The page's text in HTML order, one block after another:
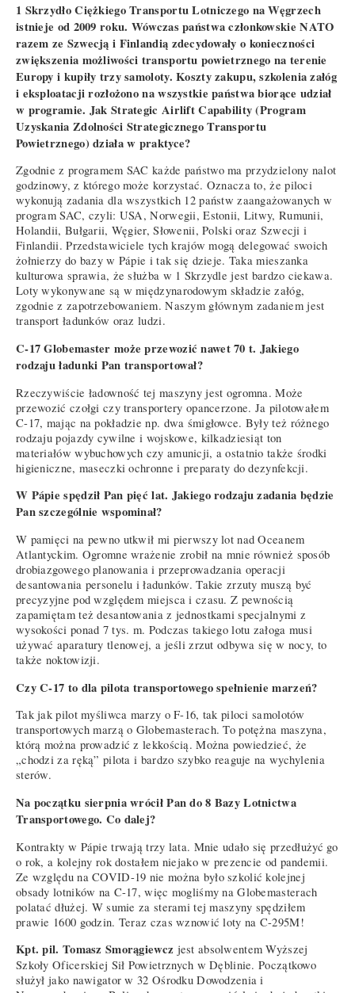
1 Skrzydło Ciężkiego Transportu Lotniczego na Węgrzech
istnieje od 2009 roku. Wówczas państwa członkowskie NATO
razem ze Szwecją i Finlandią zdecydowały o konieczności
zwiększenia możliwości transportu powietrznego na terenie
Europy i kupiły trzy samoloty. Koszty zakupu, szkolenia załóg
i eksploatacji rozłożono na wszystkie państwa biorące udział
w programie. Jak Strategic Airlift Capability (Program
Uzyskania Zdolności Strategicznego Transportu
Powietrznego) działa w praktyce?
Zgodnie z programem SAC każde państwo ma przydzielony nalot
godzinowy, z którego może korzystać. Oznacza to, że piloci
wykonują zadania dla wszystkich 12 państw zaangażowanych w
program SAC, czyli: USA, Norwegii, Estonii, Litwy, Rumunii,
Holandii, Bułgarii, Węgier, Słowenii, Polski oraz Szwecji i
Finlandii. Przedstawiciele tych krajów mogą delegować swoich
żołnierzy do bazy w Pápie i tak się dzieje. Taka mieszanka
kulturowa sprawia, że służba w 1 Skrzydle jest bardzo ciekawa.
Loty wykonywane są w międzynarodowym składzie załóg,
zgodnie z zapotrzebowaniem. Naszym głównym zadaniem jest
transport ładunków oraz ludzi.
C-17 Globemaster może przewozić nawet 70 t. Jakiego
rodzaju ładunki Pan transportował?
Rzeczywiście ładowność tej maszyny jest ogromna. Może
przewozić czołgi czy transportery opancerzone. Ja pilotowałem
C-17, mając na pokładzie np. dwa śmigłowce. Były też różnego
rodzaju pojazdy cywilne i wojskowe, kilkadziesiąt ton
materiałów wybuchowych czy amunicji, a ostatnio także środki
higieniczne, maseczki ochronne i preparaty do dezynfekcji.
W Pápie spędził Pan pięć lat. Jakiego rodzaju zadania będzie
Pan szczególnie wspominał?
W pamięci na pewno utkwił mi pierwszy lot nad Oceanem
Atlantyckim. Ogromne wrażenie zrobił na mnie również sposób
drobiazgowego planowania i przeprowadzania operacji
desantowania personelu i ładunków. Takie zrzuty muszą być
precyzyjne pod względem miejsca i czasu. Z pewnością
zapamiętam też desantowania z jednostkami specjalnymi z
wysokości ponad 7 tys. m. Podczas takiego lotu załoga musi
używać aparatury tlenowej, a jeśli zrzut odbywa się w nocy, to
także noktowizji.
Czy C-17 to dla pilota transportowego spełnienie marzeń?
Tak jak pilot myśliwca marzy o F-16, tak piloci samolotów
transportowych marzą o Globemasterach. To potężna maszyna,
którą można prowadzić z lekkością. Można powiedzieć, że
„chodzi za ręką” pilota i bardzo szybko reaguje na wychylenia
sterów.
Na początku sierpnia wrócił Pan do 8 Bazy Lotnictwa
Transportowego. Co dalej?
Kontrakty w Pápie trwają trzy lata. Mnie udało się przedłużyć go
o rok, a kolejny rok dostałem niejako w prezencie od pandemii.
Ze względu na COVID-19 nie można było szkolić kolejnej
obsady lotników na C-17, więc mogliśmy na Globemasterach
polatać dłużej. W sumie za sterami tej maszyny spędziłem
prawie 1600 godzin. Teraz czas wznowić loty na C-295M!
Kpt. pil. Tomasz Smorągiewcz jest absolwentem Wyższej
Szkoły Oficerskiej Sił Powietrznych w Dęblinie. Początkowo
służył jako nawigator w 32 Ośrodku Dowodzenia i